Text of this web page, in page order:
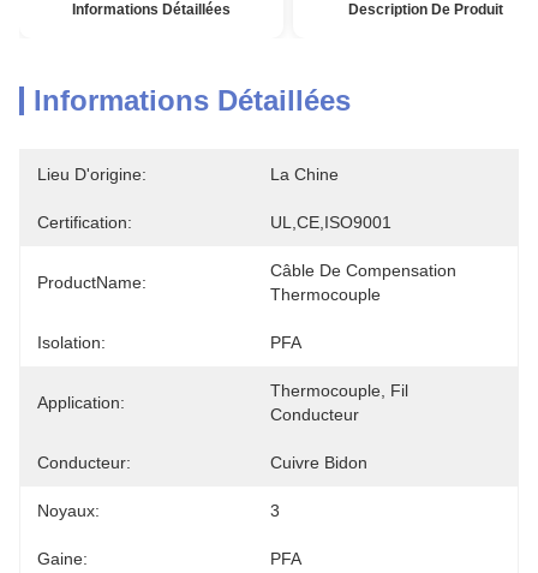
Informations Détaillées Description De Produit
Informations Détaillées
Lieu D'origine: La Chine
Certification: UL,CE,ISO9001
ProductName:
Câble De Compensation
Thermocouple
Isolation: PFA
Application:
Thermocouple, Fil
Conducteur
Conducteur: Cuivre Bidon
Noyaux: 3
Gaine: PFA